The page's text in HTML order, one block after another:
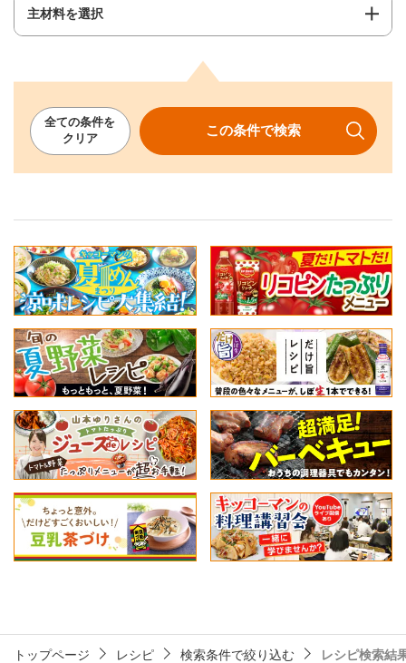
主材料を選択
全ての条件を
クリア
この条件で検索
トップページ レシピ 検索条件で絞り込む レシピ検索結